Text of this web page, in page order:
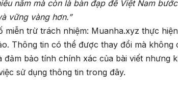
năm mà còn là bàn đạp để Việt Nam
vững vàng hơn.”
miễn trừ trách nhiệm: Muanha.xyz thực
Thông tin có thể được thay đổi mà
đảm bảo tính chính xác của bài viết nhưng
sử dụng thông tin trong đây.